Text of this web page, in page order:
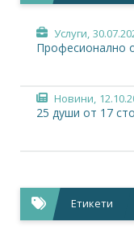
Услуги,
Професионално
Новини,
25 души от 17
Етикети